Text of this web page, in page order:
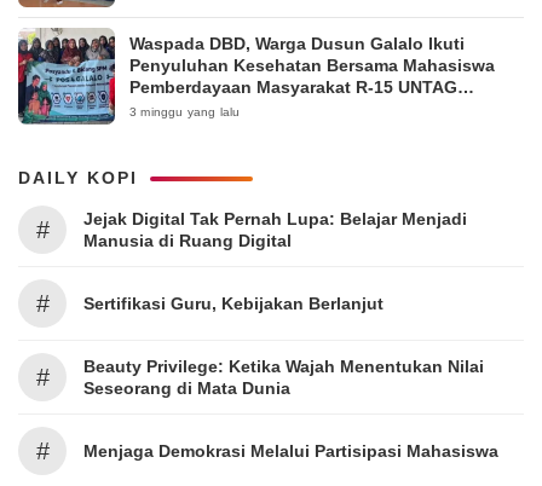
Waspada DBD, Warga Dusun Galalo Ikuti
Penyuluhan Kesehatan Bersama Mahasiswa
Pemberdayaan Masyarakat R-15 UNTAG
Surabaya 2026
3 minggu yang lalu
DAILY KOPI
#
Jejak Digital Tak Pernah Lupa: Belajar Menjadi
Manusia di Ruang Digital
# Sertifikasi Guru, Kebijakan Berlanjut
#
Beauty Privilege: Ketika Wajah Menentukan Nilai
Seseorang di Mata Dunia
# Menjaga Demokrasi Melalui Partisipasi Mahasiswa